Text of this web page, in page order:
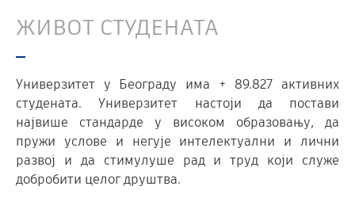
ЖИВОТ СТУДЕНАТА
Универзитет у Београду има + 89.827 активних
студената. Универзитет настоји да постави
највише стандарде у високом образовању, да
пружи услове и негује интелектуални и лични
развој и да стимулуше рад и труд који служе
добробити целог друштва.